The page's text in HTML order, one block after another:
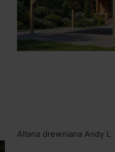
Altana drewniana Andy L